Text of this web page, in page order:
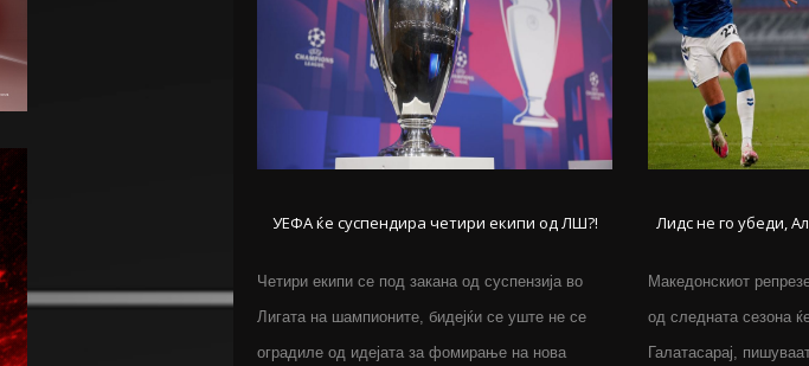
УЕФА ќе суспендира четири екипи од ЛШ?!
Четири екипи се под закана од суспензија во
Лигата на шампионите, бидејќи се уште не се
оградиле од идејата за фомирање на нова
Лидс не го убеди,
Македонскиот
од следната сезона
Галатасарај,